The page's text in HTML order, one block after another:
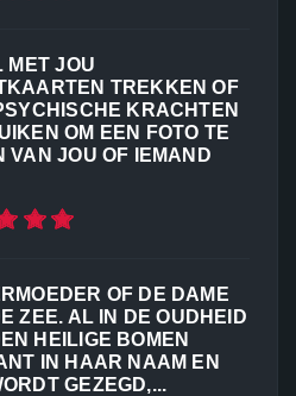
MET JOU
TREKKEN OF
KRACHTEN
OM EEN FOTO TE
VAN JOU OF IEMAND
OF DE DAME
ZEE. AL IN DE OUDHEID
HEILIGE BOMEN
IN HAAR NAAM EN
GEZEGD,...